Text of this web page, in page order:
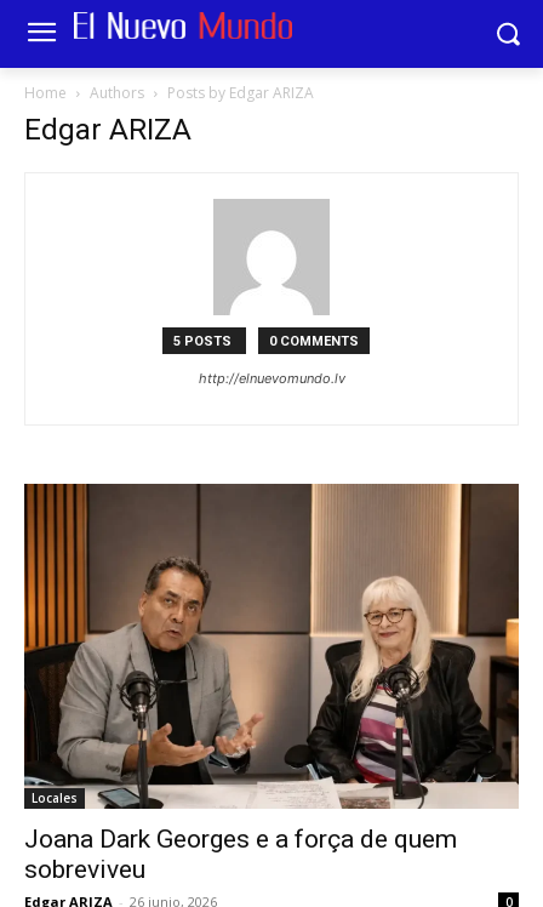
Home Authors Posts by Edgar ARIZA
Edgar ARIZA
5 POSTS 0 COMMENTS
http://elnuevomundo.lv
Locales
Joana Dark Georges e a força de quem
sobreviveu
Edgar ARIZA - 26 junio, 2026 0